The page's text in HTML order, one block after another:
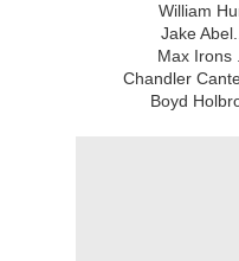
William
Jake
Max Irons
Chandler
Boyd